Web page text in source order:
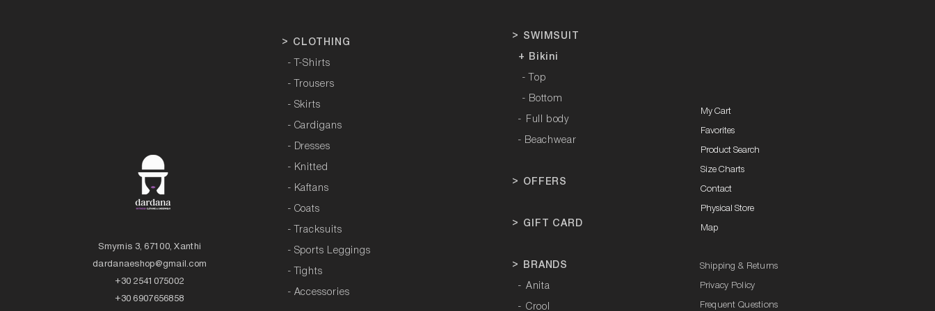
Smyrnis 3, 67100, Xanthi
dardanaeshop@gmail.com
+30 2541075002
+30 6907656858
> CLOTHING
- T-Shirts
- Trousers
- Skirts
- Cardigans
- Dresses
- Knitted
- Kaftans
- Coats
- Tracksuits
- Sports Leggings
- Tights
- Accessories
> SWIMSUIT
+ Bikini
- Top
- Bottom
- Full body
- Beachwear
> OFFERS
> GIFT CARD
> BRANDS
- Anita
- Crool
My Cart
Favorites
Product Search
Size Charts
Contact
Physical Store
Map
Shipping & Returns
Privacy Policy
Frequent Questions